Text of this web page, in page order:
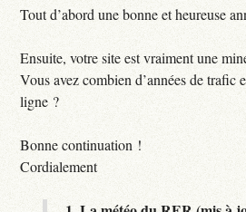
Tout d’abord une bonne et heureuse
Ensuite, votre site est vraiment une
Vous avez combien d’années de trafic
ligne ?
Bonne continuation !
Cordialement